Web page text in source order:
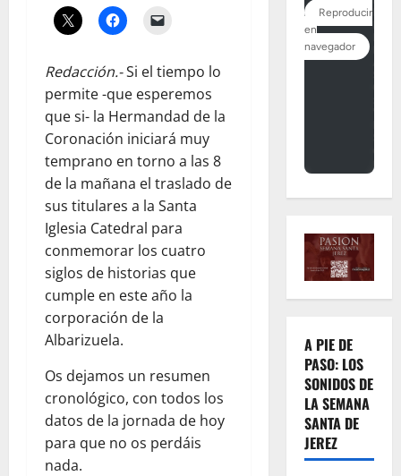
Redacción.-Si el tiempo lo
permite -que esperemos
que si- la Hermandad de la
Coronación iniciará muy
temprano en torno a las 8
de la mañana el traslado de
sus titulares a la Santa
Iglesia Catedral para
conmemorar los cuatro
siglos de historias que
cumple en este año la
corporación de la
Albarizuela.
Os dejamos un resumen
cronológico, con todos los
datos de la jornada de hoy
para que no os perdáis
nada.
A PIE DE
PASO: LOS
SONIDOS DE
LA SEMANA
SANTA DE
JEREZ